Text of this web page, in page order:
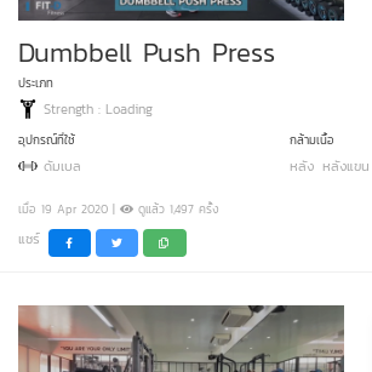
Dumbbell Push Press
ประเภท
Strength : Loading
อุปกรณ์ที่ใช้
ดัมเบล
กล้ามเนื้อ
หลัง หลังแขน
เมื่อ 19 Apr 2020 | ดูแล้ว 1,497 ครั้ง
แชร์